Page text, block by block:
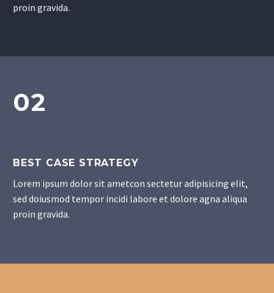
proin gravida.
02
BEST CASE STRATEGY
Lorem ipsum dolor sit ametcon sectetur adipisicing elit,
sed doiusmod tempor incidi labore et dolore agna aliqua
proin gravida.